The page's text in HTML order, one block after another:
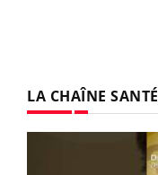
LA CHAÎNE SANTÉ